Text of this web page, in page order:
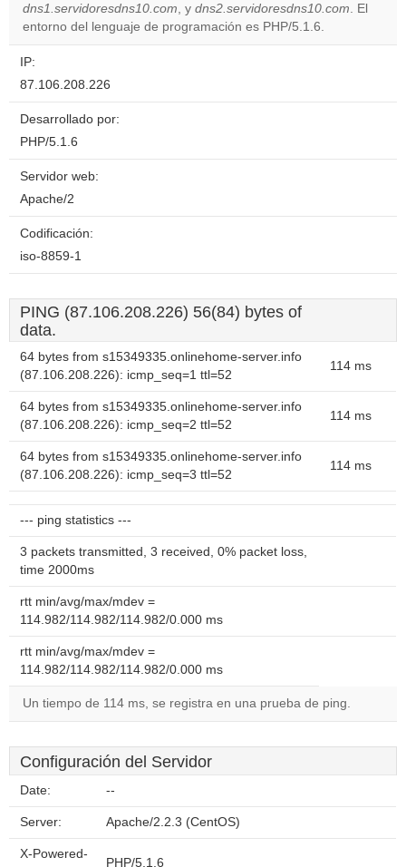
own this
website?
OK
dns1.servidoresdns10.com, y dns2.servidoresdns10.com. El
entorno del lenguaje de programación es PHP/5.1.6.
IP:
87.106.208.226
Desarrollado por:
PHP/5.1.6
Servidor web:
Apache/2
Codificación:
iso-8859-1
PING (87.106.208.226) 56(84) bytes of
data.
64 bytes from s15349335.onlinehome-server.info
(87.106.208.226): icmp_seq=1 ttl=52
114 ms
64 bytes from s15349335.onlinehome-server.info
(87.106.208.226): icmp_seq=2 ttl=52
114 ms
64 bytes from s15349335.onlinehome-server.info
(87.106.208.226): icmp_seq=3 ttl=52
114 ms
--- ping statistics ---
3 packets transmitted, 3 received, 0% packet loss,
time 2000ms
rtt min/avg/max/mdev =
114.982/114.982/114.982/0.000 ms
rtt min/avg/max/mdev =
114.982/114.982/114.982/0.000 ms
Un tiempo de 114 ms, se registra en una prueba de ping.
Configuración del Servidor
Date: --
Server: Apache/2.2.3 (CentOS)
X-Powered-
PHP/5.1.6